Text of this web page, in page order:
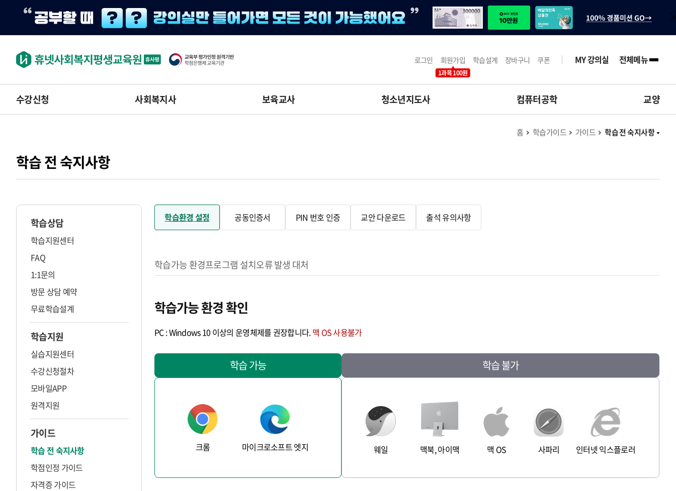
로그인 회원가입
1과목 100원
학습설계 장바구니 쿠폰 MY 강의실 전체메뉴
수강신청 사회복지사 보육교사 청소년지도사 컴퓨터공학 교양
홈 학습가이드 가이드 학습 전 숙지사항
학습 전 숙지사항
학습상담
학습지원센터
FAQ
1:1문의
방문 상담 예약
무료학습설계
학습지원
실습지원센터
수강신청절차
모바일APP
원격지원
가이드
학습 전 숙지사항
학점인정 가이드
자격증 가이드
학습환경 설정 공동인증서 PIN 번호 인증 교안 다운로드 출석 유의사항
학습환경 설정
학습가능 환경프로그램 설치오류 발생 대처
학습가능 환경 확인
PC : Windows 10 이상의 운영체제를 권장합니다.맥 OS 사용불가
학습 가능
크롬 마이크로소프트 엣지
학습 불가
웨일 맥북, 아이맥 맥 OS 사파리 인터넷 익스플로러